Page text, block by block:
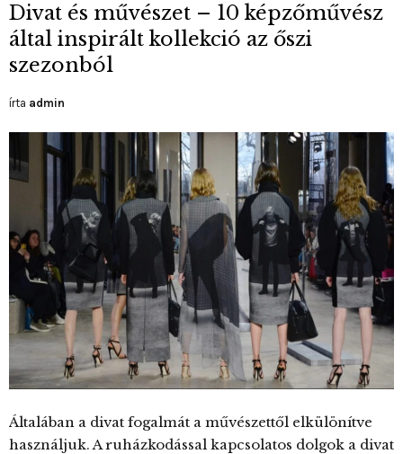
Divat és művészet – 10 képzőművész
által inspirált kollekció az őszi
szezonból
írta admin
Általában a divat fogalmát a művészettől elkülönítve
használjuk. A ruházkodással kapcsolatos dolgok a divat